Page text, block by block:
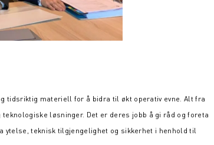
tidsriktig materiell for å bidra til økt operativ evne. Alt fra
løsninger. Det er deres jobb å gi råd og foreta
ytelse, teknisk tilgjengelighet og sikkerhet i henhold til